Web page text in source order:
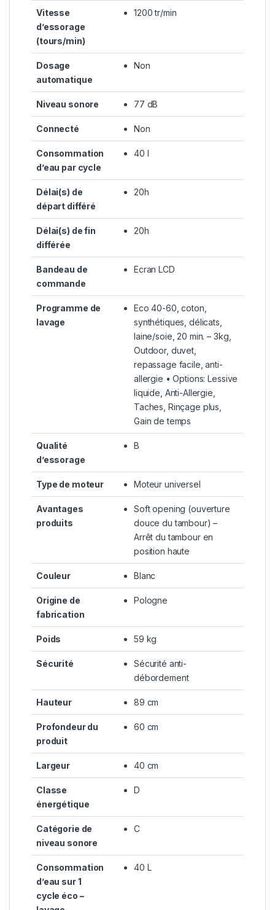
Vitesse
d’essorage
(tours/min)
1200 tr/min
Dosage
automatique
Non
Niveau sonore 77 dB
Connecté Non
Consommation
d’eau par cycle
40 l
Délai(s) de
départ différé
20h
Délai(s) de fin
différée
20h
Bandeau de
commande
Ecran LCD
Programme de
lavage
Eco 40-60, coton,
synthétiques, délicats,
laine/soie, 20 min. – 3kg,
Outdoor, duvet,
repassage facile, anti-
allergie • Options: Lessive
liquide, Anti-Allergie,
Taches, Rinçage plus,
Gain de temps
Qualité
d’essorage
B
Type de moteur Moteur universel
Avantages
produits
Soft opening (ouverture
douce du tambour) –
Arrêt du tambour en
position haute
Couleur Blanc
Origine de
fabrication
Pologne
Poids 59 kg
Sécurité
Sécurité anti-
débordement
Hauteur 89 cm
Profondeur du
produit
60 cm
Largeur 40 cm
Classe
énergétique
D
Catégorie de
niveau sonore
C
Consommation
d’eau sur 1
cycle éco –
40 L